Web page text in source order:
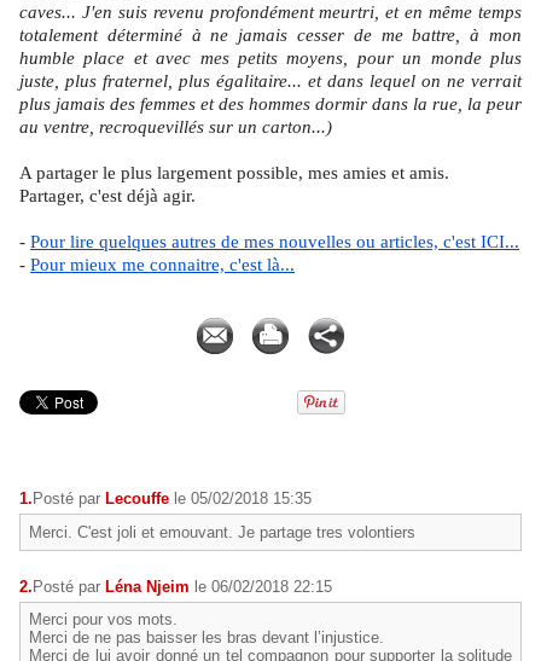
caves... J'en suis revenu profondément meurtri, et en même temps
totalement déterminé à ne jamais cesser de me battre, à mon
humble place et avec mes petits moyens, pour un monde plus
juste, plus fraternel, plus égalitaire... et dans lequel on ne verrait
plus jamais des femmes et des hommes dormir dans la rue, la peur
au ventre, recroquevillés sur un carton...)
A partager le plus largement possible, mes amies et amis.
Partager, c'est déjà agir.
- Pour lire quelques autres de mes nouvelles ou articles, c'est ICI...
- Pour mieux me connaitre, c'est là...
1. Posté par Lecouffe le 05/02/2018 15:35
Merci. C'est joli et emouvant. Je partage tres volontiers
2.Posté par Léna Njeim le 06/02/2018 22:15
Merci pour vos mots.
Merci de ne pas baisser les bras devant l’injustice.
Merci de lui avoir donné un tel compagnon pour supporter la solitude